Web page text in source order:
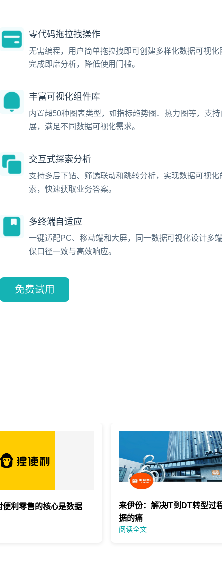
零代码拖拉拽操作
无需编程，用户简单拖拉拽即可创建多样化数据可视化
完成即席分析，降低使用门槛。
丰富可视化组件库
内置超50种图表类型，如指标趋势图、热力图等，支
展，满足不同数据可视化需求。
交互式探索分析
支持多层下钻、筛选联动和跳转分析，实现数据可视化
索，快速获取业务答案。
多终端自适应
一键适配PC、移动端和大屏，同一数据可视化设计多
保口径一致与高效响应。
免费试用
便利零售的核心是数据
来伊份：解决IT到DT转型过
据的痛
阅读全文